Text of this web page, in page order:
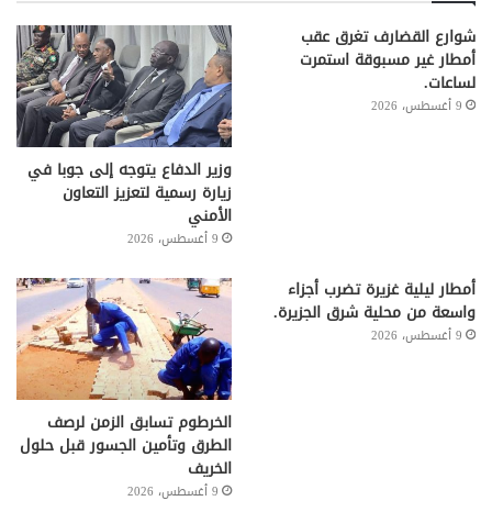
شوارع القضارف تغرق عقب
أمطار غير مسبوقة استمرت
لساعات.
9 أغسطس، 2026
وزير الدفاع يتوجه إلى جوبا في
زيارة رسمية لتعزيز التعاون
الأمني
9 أغسطس، 2026
أمطار ليلية غزيرة تضرب أجزاء
واسعة من محلية شرق الجزيرة.
9 أغسطس، 2026
الخرطوم تسابق الزمن لرصف
الطرق وتأمين الجسور قبل حلول
الخريف
9 أغسطس، 2026